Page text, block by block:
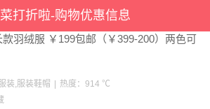
打折啦-购物优惠信息
士服装服装鞋帽>文章详情
羽绒服 ￥199包邮（￥399-200）两色可
装, 服装鞋帽
热度：914 ℃